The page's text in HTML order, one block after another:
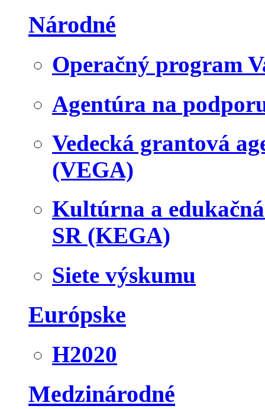
Národné
Operačný program
Agentúra na
Vedecká grantová
(VEGA)
Kultúrna a
SR (KEGA)
Siete výskumu
Európske
H2020
Medzinárodné